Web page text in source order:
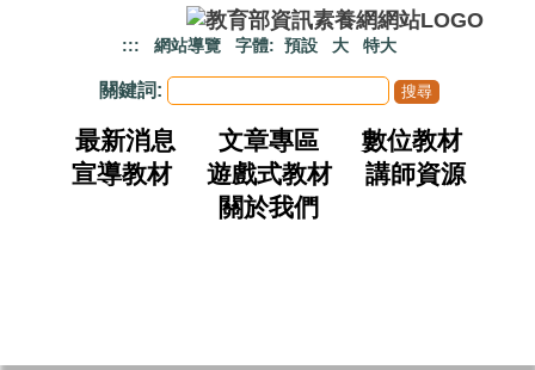
::: 網站導覽 字體: 預設 大 特大
關鍵詞:
最新消息 文章專區
數位教材
宣導教材
遊戲式教材
講師資源
關於我們